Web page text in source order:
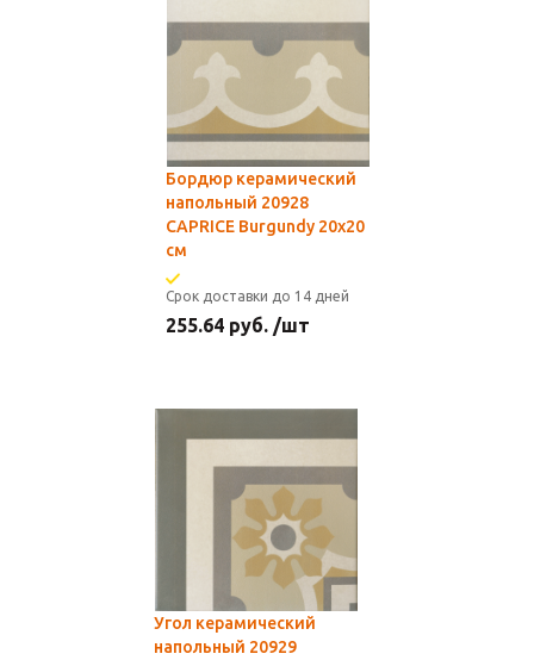
Бордюр керамический
напольный 20928
CAPRICE Burgundy 20x20
см
Срок доставки до 14 дней
255.64 руб. /шт
Угол керамический
напольный 20929